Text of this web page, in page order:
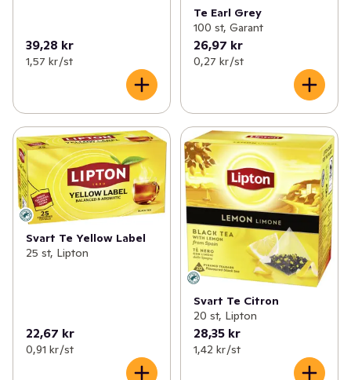
39,28 kr
1,57 kr /st
Te Earl Grey
100 st, Garant
26,97 kr
0,27 kr /st
Svart Te Yellow Label
25 st, Lipton
22,67 kr
0,91 kr /st
Svart Te Citron
20 st, Lipton
28,35 kr
1,42 kr /st